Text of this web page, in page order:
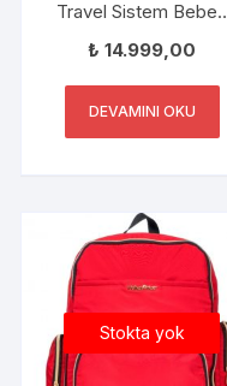
Travel Sistem Bebek
BST020 V-2
₺ 14.999,00
DEVAMINI OKU
Stokta yok